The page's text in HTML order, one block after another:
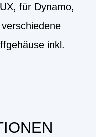
für Dynamo,
inkl.